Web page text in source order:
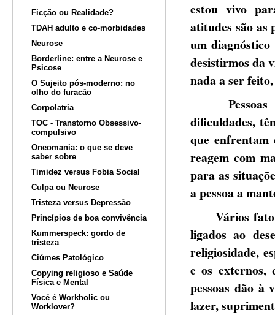
Ficção ou Realidade?
TDAH adulto e co-morbidades
Neurose
Borderline: entre a Neurose e
Psicose
O Sujeito pós-moderno: no
olho do furacão
Corpolatria
TOC - Transtorno Obsessivo-
compulsivo
Oneomania: o que se deve
saber sobre
Timidez versus Fobia Social
Culpa ou Neurose
Tristeza versus Depressão
Princípios de boa convivência
Kummerspeck: gordo de
tristeza
Ciúmes Patológico
Copying religioso e Saúde
Física e Mental
Você é Workholic ou
Worklover?
estou vivo
atitudes são as
um
desistirmos da
nada a ser
Pessoas
dificuldades,
que enfrentam
reagem com
para as
a pessoa a
Vários
ligados ao
religiosidade,
e os externos,
pessoas dão à
lazer,